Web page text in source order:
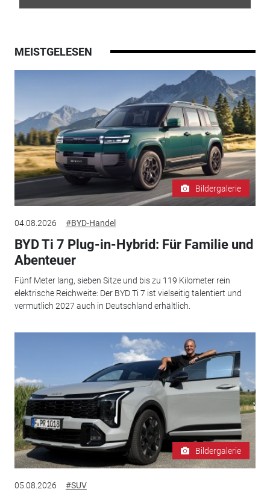
MEISTGELESEN
Bildergalerie
04.08.2026 #BYD-Handel
BYD Ti 7 Plug-in-Hybrid: Für Familie und
Abenteuer
Fünf Meter lang, sieben Sitze und bis zu 119 Kilometer rein
elektrische Reichweite: Der BYD Ti 7 ist vielseitig talentiert und
vermutlich 2027 auch in Deutschland erhältlich.
Bildergalerie
05.08.2026 #SUV